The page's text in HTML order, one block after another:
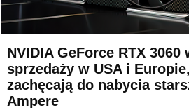
NVIDIA GeForce RTX 3060
sprzedaży w USA i
zachęcają do nabycia
Ampere